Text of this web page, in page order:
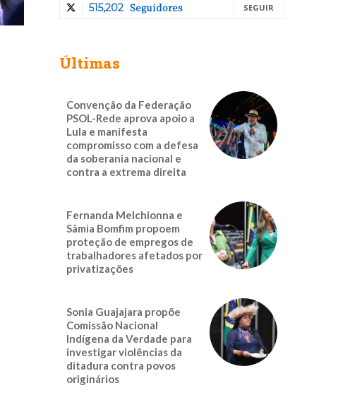
515,202 Seguidores SEGUIR
Últimas
Convenção da Federação
PSOL-Rede aprova apoio a
Lula e manifesta
compromisso com a defesa
da soberania nacional e
contra a extrema direita
Fernanda Melchionna e
Sâmia Bomfim propoem
proteção de empregos de
trabalhadores afetados por
privatizações
Sonia Guajajara propõe
Comissão Nacional
Indígena da Verdade para
investigar violências da
ditadura contra povos
originários